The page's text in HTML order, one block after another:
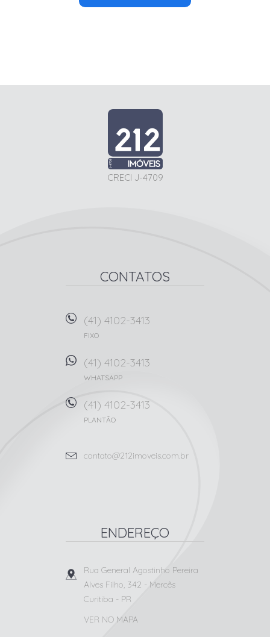
CRECI J-4709
CONTATOS
(41) 4102-3413
FIXO
(41) 4102-3413
WHATSAPP
(41) 4102-3413
PLANTÃO
contato@212imoveis.com.br
ENDEREÇO
Rua General Agostinho Pereira
Alves Filho, 342 - Mercês
Curitiba - PR
VER NO MAPA